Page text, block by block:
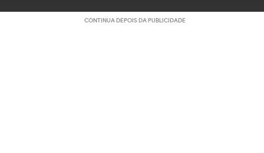
CONTINUA DEPOIS DA PUBLICIDADE